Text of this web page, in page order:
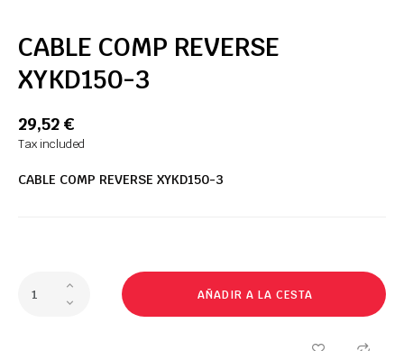
CABLE COMP REVERSE
XYKD150-3
29,52 €
Tax included
CABLE COMP REVERSE XYKD150-3
AÑADIR A LA CESTA